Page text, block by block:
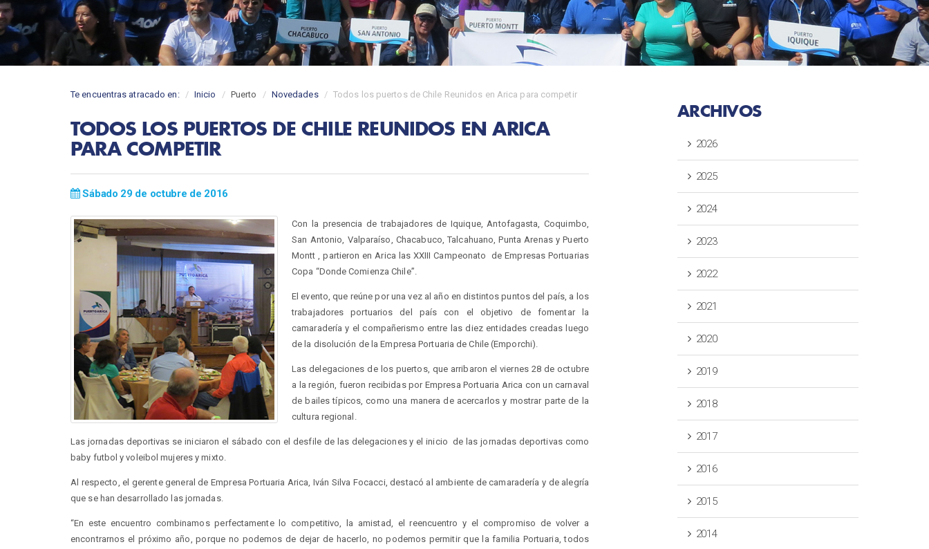
Te encuentras atracado en: Inicio Puerto Novedades Todos los puertos de Chile Reunidos en Arica para competir
TODOS LOS PUERTOS DE CHILE REUNIDOS EN ARICA
PARA COMPETIR
Sábado 29 de octubre de 2016
Con la presencia de trabajadores de Iquique, Antofagasta, Coquimbo,
San Antonio, Valparaíso, Chacabuco, Talcahuano, Punta Arenas y Puerto
Montt , partieron en Arica las XXIII Campeonato de Empresas Portuarias
Copa “Donde Comienza Chile”.
El evento, que reúne por una vez al año en distintos puntos del país, a los
trabajadores portuarios del país con el objetivo de fomentar la
camaradería y el compañerismo entre las diez entidades creadas luego
de la disolución de la Empresa Portuaria de Chile (Emporchi).
Las delegaciones de los puertos, que arribaron el viernes 28 de octubre
a la región, fueron recibidas por Empresa Portuaria Arica con un carnaval
de bailes típicos, como una manera de acercarlos y mostrar parte de la
cultura regional.
Las jornadas deportivas se iniciaron el sábado con el desfile de las delegaciones y el inicio de las jornadas deportivas como
baby futbol y voleibol mujeres y mixto.
Al respecto, el gerente general de Empresa Portuaria Arica, Iván Silva Focacci, destacó al ambiente de camaradería y de alegría
que se han desarrollado las jornadas.
“En este encuentro combinamos perfectamente lo competitivo, la amistad, el reencuentro y el compromiso de volver a
encontrarnos el próximo año, porque no podemos de dejar de hacerlo, no podemos permitir que la familia Portuaria, todos
ARCHIVOS
2026
2025
2024
2023
2022
2021
2020
2019
2018
2017
2016
2015
2014